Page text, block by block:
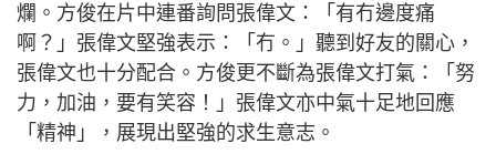
爛。方俊在片中連番詢問張偉文：「有冇邊度痛
啊？」張偉文堅強表示：「冇。」聽到好友的關心，
張偉文也十分配合。方俊更不斷為張偉文打氣：「努
力，加油，要有笑容！」張偉文亦中氣十足地回應
「精神」，展現出堅強的求生意志。